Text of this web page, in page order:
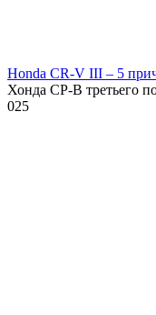
Honda CR-V III – 5
Хонда СР-В третьего
025